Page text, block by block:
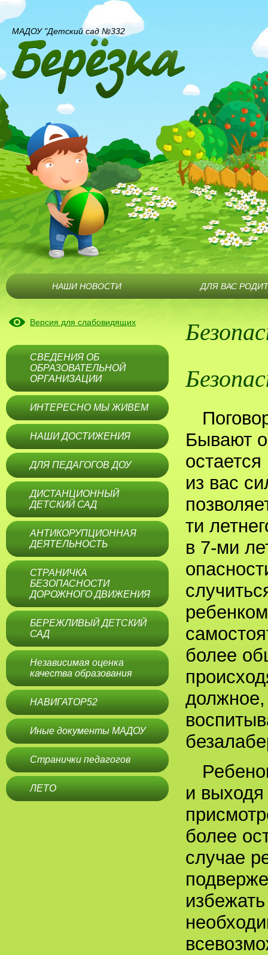
Версия для слабовидящих
СВЕДЕНИЯ ОБ
ОБРАЗОВАТЕЛЬНОЙ
ОРГАНИЗАЦИИ
ИНТЕРЕСНО МЫ ЖИВЕМ
НАШИ ДОСТИЖЕНИЯ
ДЛЯ ПЕДАГОГОВ ДОУ
ДИСТАНЦИОННЫЙ
ДЕТСКИЙ САД
АНТИКОРУПЦИОННАЯ
ДЕЯТЕЛЬНОСТЬ
СТРАНИЧКА
БЕЗОПАСНОСТИ
ДОРОЖНОГО ДВИЖЕНИЯ
БЕРЕЖЛИВЫЙ ДЕТСКИЙ
САД
Независимая оценка
качества образования
НАВИГАТОР52
Иные документы МАДОУ
Странички педагогов
ЛЕТО
Бывают
из вас
ти
в 7-ми
более
должное,
и
более
случае
МАДОУ "Детский сад №332
НАШИ НОВОСТИ ДЛЯ ВАС